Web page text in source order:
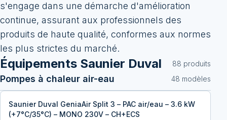
s'engage dans une démarche d'amélioration
continue, assurant aux professionnels des
produits de haute qualité, conformes aux normes
les plus strictes du marché.
Équipements Saunier Duval 88 produits
Pompes à chaleur air-eau 48 modèles
Saunier Duval GeniaAir Split 3 – PAC air/eau – 3.6 kW
(+7°C/35°C) – MONO 230V – CH+ECS